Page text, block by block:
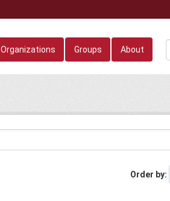
Organizations Groups About
Order by